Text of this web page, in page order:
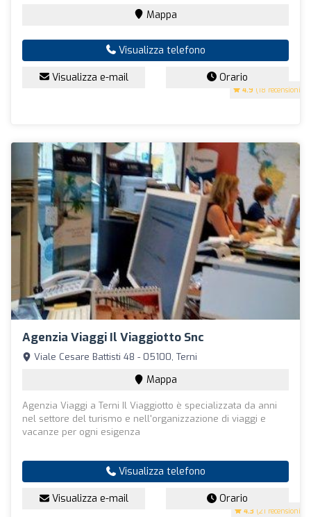
4.9 (18 recensioni)
Mappa
Visualizza telefono
Visualizza e-mail Orario
Agenzia Viaggi Il Viaggiotto Snc
4.3 (21 recensioni)
Viale Cesare Battisti 48 - 05100, Terni
Mappa
Agenzia Viaggi a Terni Il Viaggiotto è specializzata da anni
nel settore del turismo e nell'organizzazione di viaggi e
vacanze per ogni esigenza
Visualizza telefono
Visualizza e-mail Orario